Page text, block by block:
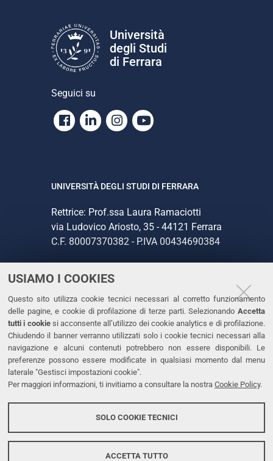
USIAMO I COOKIES
Questo sito utilizza cookie tecnici necessari al corretto funzionamento
delle pagine, e cookie di profilazione di terze parti. Selezionando Accetta
tutti i cookiesi acconsente all’utilizzo dei cookie analytics e di profilazione.
Chiudendo il banner verranno utilizzati solo i cookie tecnici necessari alla
navigazione e alcuni contenuti potrebbero non essere disponibili. Le
preferenze possono essere modificate in qualsiasi momento dal menu
laterale "Gestisci impostazioni cookie".
Per maggiori informazioni, ti invitiamo a consultare la nostra Cookie Policy.
SOLO COOKIE TECNICI
ACCETTA TUTTO
Università
degli Studi
di Ferrara
Seguici su
Facebook
LinkedinInstagram
Youtube
UNIVERSITÀ DEGLI STUDI DI FERRARA
Rettrice: Prof.ssa Laura Ramaciotti
via Ludovico Ariosto, 35 - 44121 Ferrara
C.F. 80007370382 - P.IVA 00434690384
CONTATTI
Tel. +39 0532 293111
Fax. +39 0532 293031
PEC
LINKS
Dichiarazione di accessibilità
Protezione dati personali